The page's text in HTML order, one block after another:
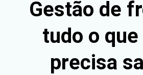
Gestão de
tudo o
precisa